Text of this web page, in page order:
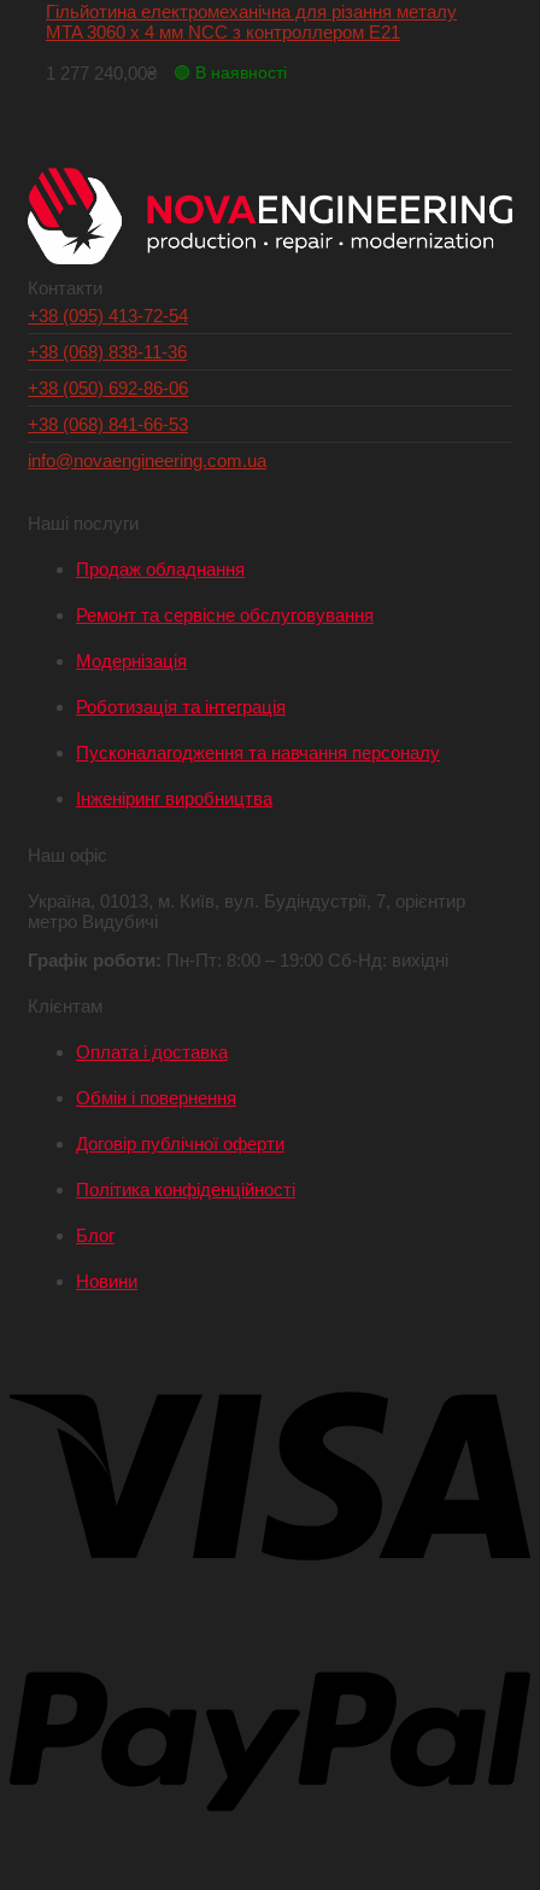
Гільйотина електромеханічна для різання металу
MTA 3060 x 4 мм NCC з контроллером Е21
1 277 240,00₴ 🟢 В наявності
Контакти
+38 (095) 413-72-54
+38 (068) 838-11-36
+38 (050) 692-86-06
+38 (068) 841-66-53
info@novaengineering.com.ua
Наші послуги
Продаж обладнання
Ремонт та сервісне обслуговування
Модернізація
Роботизація та інтеграція
Пусконалагодження та навчання персоналу
Інженіринг виробництва
Наш офіс
Україна, 01013, м. Київ, вул. Будіндустрії, 7, орієнтир
метро Видубичі
Графік роботи: Пн-Пт: 8:00 – 19:00 Сб-Нд: вихідні
Клієнтам
Оплата і доставка
Обмін і повернення
Договір публічної оферти
Політика конфіденційності
Блог
Новини